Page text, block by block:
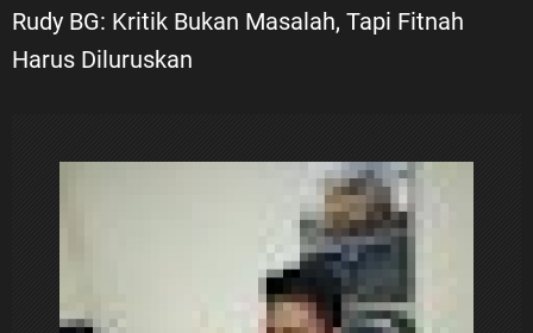
g
Rudy BG: Kritik Bukan Masalah, Tapi Fitnah
Harus Diluruskan